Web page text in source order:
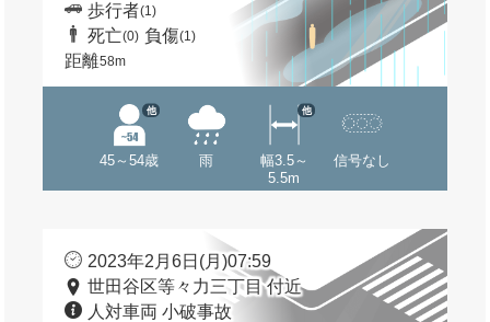
歩行者(1)
死亡(0) 負傷(1)
距離58m
45～54歳
他
雨
幅3.5～
5.5m
他
信号なし
2023年2月6日(月)07:59
世田谷区等々力三丁目 付近
人対車両 小破事故